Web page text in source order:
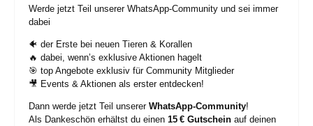
Werde jetzt Teil unserer WhatsApp-Community und sei immer
dabei
🐠 der Erste bei neuen Tieren & Korallen
🔥 dabei, wenn’s exklusive Aktionen hagelt
🎯 top Angebote exklusiv für Community Mitglieder
🎥 Events & Aktionen als erster entdecken!
Dann werde jetzt Teil unserer WhatsApp-Community!
Als Dankeschön erhältst du einen 15 € Gutschein auf deinen